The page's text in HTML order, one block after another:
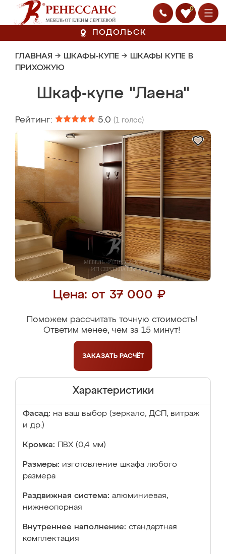
0
ПОДОЛЬСК
ГЛАВНАЯ → ШКАФЫ-КУПЕ → ШКАФЫ КУПЕ В
ПРИХОЖУЮ
Шкаф-купе "Лаена"
Рейтинг: 5.0 (1 голос)
Цена: от 37 000 ₽
Поможем рассчитать точную стоимость!
Ответим менее, чем за 15 минут!
ЗАКАЗАТЬ РАСЧЁТ
Характеристики
Фасад: на ваш выбор (зеркало, ДСП, витраж
и др.)
Кромка: ПВХ (0,4 мм)
Размеры: изготовление шкафа любого
размера
Раздвижная система: алюминиевая,
нижнеопорная
Внутреннее наполнение: стандартная
комплектация